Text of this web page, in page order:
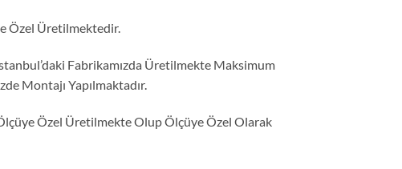
Özel Üretilmektedir.
Fabrikamızda Üretilmekte Maksimum
Montajı Yapılmaktadır.
Özel Üretilmekte Olup Ölçüye Özel Olarak